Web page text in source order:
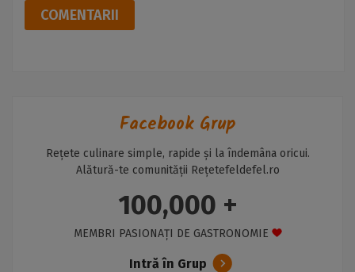
COMENTARII
Facebook Grup
Rețete culinare simple, rapide și la îndemâna oricui.
Alătură-te comunității Rețetefeldefel.ro
100,000 +
MEMBRI PASIONAȚI DE GASTRONOMIE
Intră în Grup